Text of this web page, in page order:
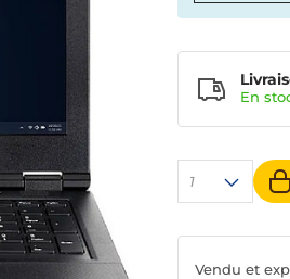
1
En
Vendu et